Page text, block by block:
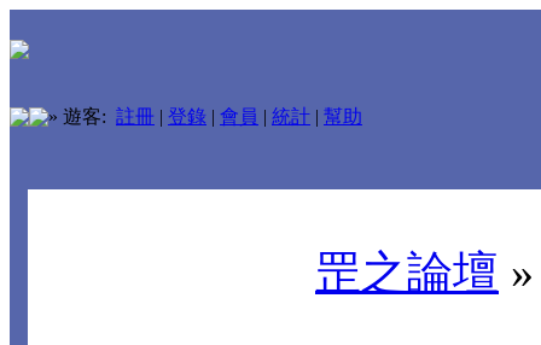
» 遊客: 註冊 | 登錄 | 會員 | 統計 | 幫助
罡之論壇